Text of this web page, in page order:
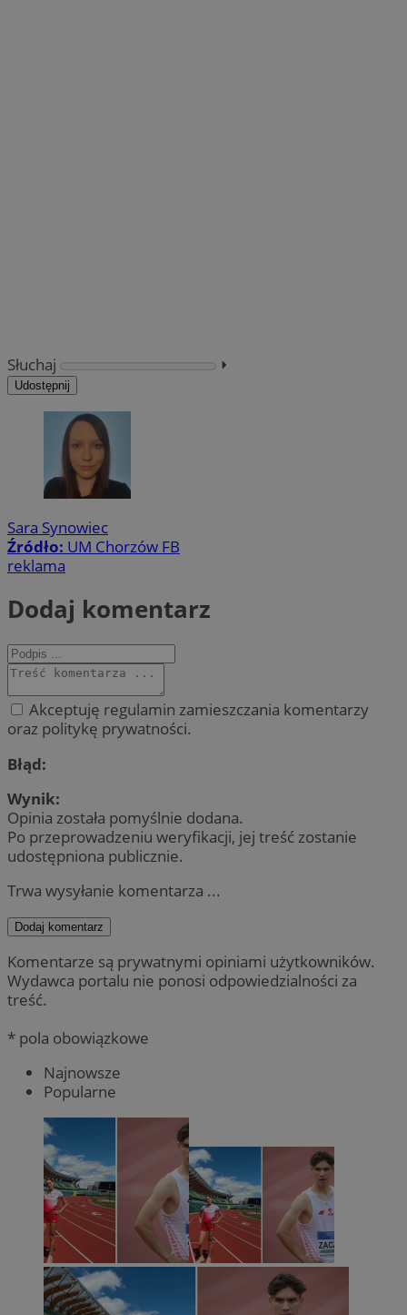
Słuchaj ⏵︎
Udostępnij
Sara Synowiec
Źródło: UM Chorzów FB
reklama
Dodaj komentarz
Akceptuję regulamin zamieszczania komentarzy
oraz politykę prywatności.
Błąd:
Wynik:
Opinia została pomyślnie dodana.
Po przeprowadzeniu weryfikacji, jej treść zostanie
udostępniona publicznie.
Trwa wysyłanie komentarza ...
Dodaj komentarz
Komentarze są prywatnymi opiniami użytkowników.
Wydawca portalu nie ponosi odpowiedzialności za
treść.
* pola obowiązkowe
Najnowsze
Popularne